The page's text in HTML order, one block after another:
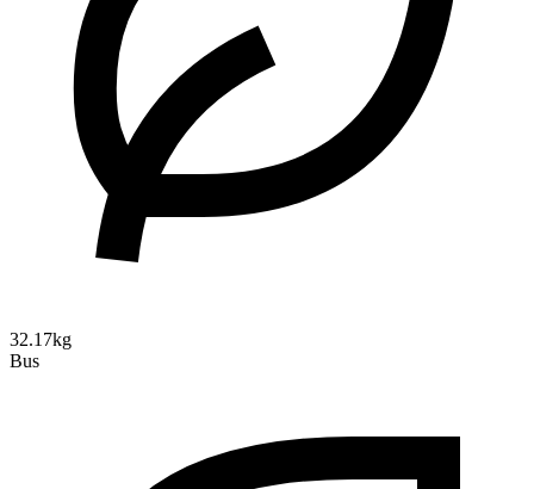
32.17kg
Bus